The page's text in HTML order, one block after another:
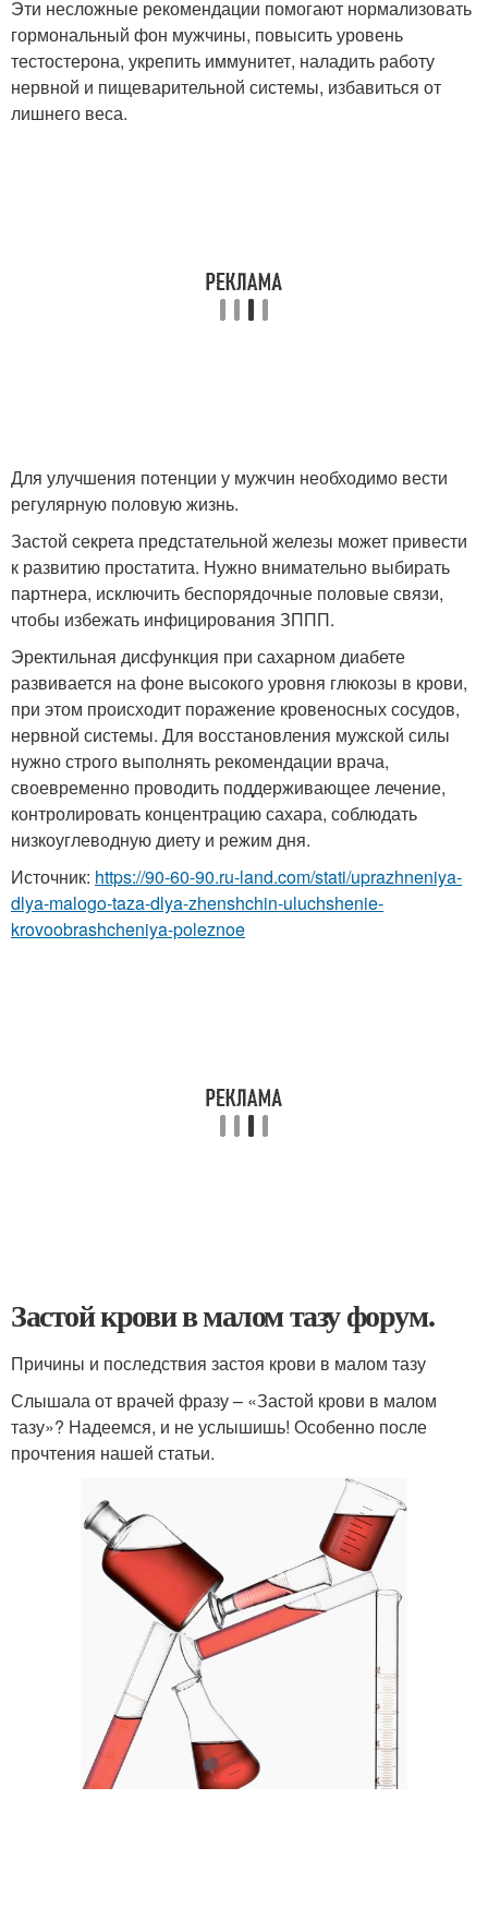
Эти несложные рекомендации помогают нормализовать
гормональный фон мужчины, повысить уровень
тестостерона, укрепить иммунитет, наладить работу
нервной и пищеварительной системы, избавиться от
лишнего веса.
Для улучшения потенции у мужчин необходимо вести
регулярную половую жизнь.
Застой секрета предстательной железы может привести
к развитию простатита. Нужно внимательно выбирать
партнера, исключить беспорядочные половые связи,
чтобы избежать инфицирования ЗППП.
Эректильная дисфункция при сахарном диабете
развивается на фоне высокого уровня глюкозы в крови,
при этом происходит поражение кровеносных сосудов,
нервной системы. Для восстановления мужской силы
нужно строго выполнять рекомендации врача,
своевременно проводить поддерживающее лечение,
контролировать концентрацию сахара, соблюдать
низкоуглеводную диету и режим дня.
Источник: https://90-60-90.ru-land.com/stati/uprazhneniya-
dlya-malogo-taza-dlya-zhenshchin-uluchshenie-
krovoobrashcheniya-poleznoe
Застой крови в малом тазу форум.
Причины и последствия застоя крови в малом тазу
Слышала от врачей фразу – «Застой крови в малом
тазу»? Надеемся, и не услышишь! Особенно после
прочтения нашей статьи.